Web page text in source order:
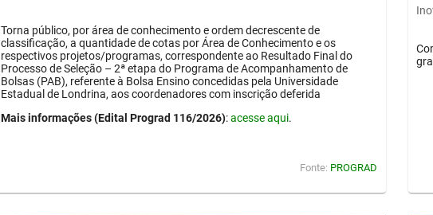
Torna público, por área de conhecimento e ordem decrescente de
classificação, a quantidade de cotas por Área de Conhecimento e os
respectivos projetos/programas, correspondente ao Resultado Final do
Processo de Seleção – 2ª etapa do Programa de Acompanhamento de
Bolsas (PAB), referente à Bolsa Ensino concedidas pela Universidade
Estadual de Londrina, aos coordenadores com inscrição deferida
Mais informações (Edital Prograd 116/2026):acesse aqui.
Fonte: PROGRAD